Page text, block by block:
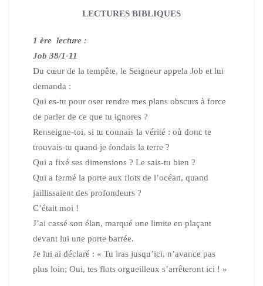
LECTURES BIBLIQUES
1 ère lecture :
Job 38/1-11
Du cœur de la tempête, le Seigneur appela Job et lui
demanda :
Qui es-tu pour oser rendre mes plans obscurs à force
de parler de ce que tu ignores ?
Renseigne-toi, si tu connais la vérité : où donc te
trouvais-tu quand je fondais la terre ?
Qui a fixé ses dimensions ? Le sais-tu bien ?
Qui a fermé la porte aux flots de l’océan, quand
jaillissaient des profondeurs ?
C’était moi !
J’ai cassé son élan, marqué une limite en plaçant
devant lui une porte barrée.
Je lui ai déclaré : « Tu iras jusqu’ici, n’avance pas
plus loin; Oui, tes flots orgueilleux s’arrêteront ici ! »